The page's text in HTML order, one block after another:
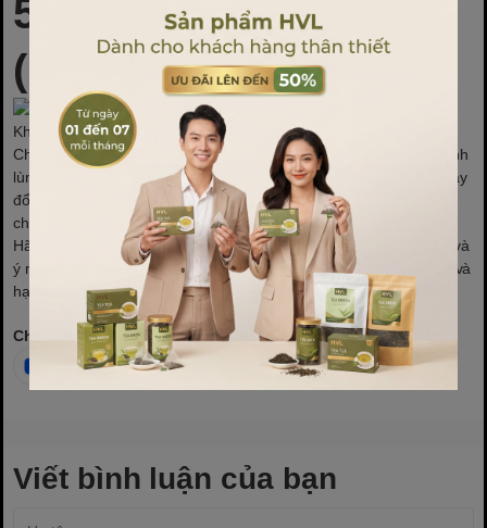
5. A Christmas Carol
(1984)
Khám phá câu chuyện kinh điển của Charles Dickens với A
Christmas Carol. Câu chuyện về Scrooge, một người đàn ông lạnh
lùng, nhận được sự chấn thương từ ba tinh linh Giáng sinh để thay
đổi cuộc sống của mình, làm cho bộ phim này trở thành một lựa
chọn lý tưởng để khám phá ý nghĩa thực sự của mùa lễ.
Hãy cùng bắt đầu mùa lễ hội của bạn với những bộ phim ấm áp và
ý nghĩa này. Chúc bạn có một mùa Giáng sinh tràn đầy niềm vui và
hạnh phúc!
Chia sẻ
Viết bình luận của bạn